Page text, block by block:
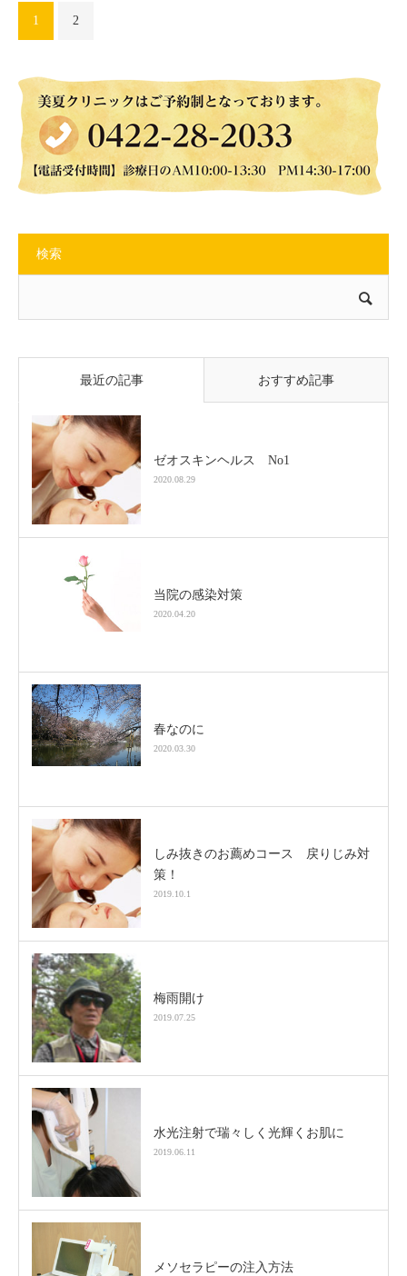
1 2
検索
最近の記事 おすすめ記事
ゼオスキンヘルス No1
2020.08.29
当院の感染対策
2020.04.20
春なのに
2020.03.30
しみ抜きのお薦めコース 戻りじみ対
策！
2019.10.1
梅雨開け
2019.07.25
水光注射で瑞々しく光輝くお肌に
2019.06.11
メソセラピーの注入方法